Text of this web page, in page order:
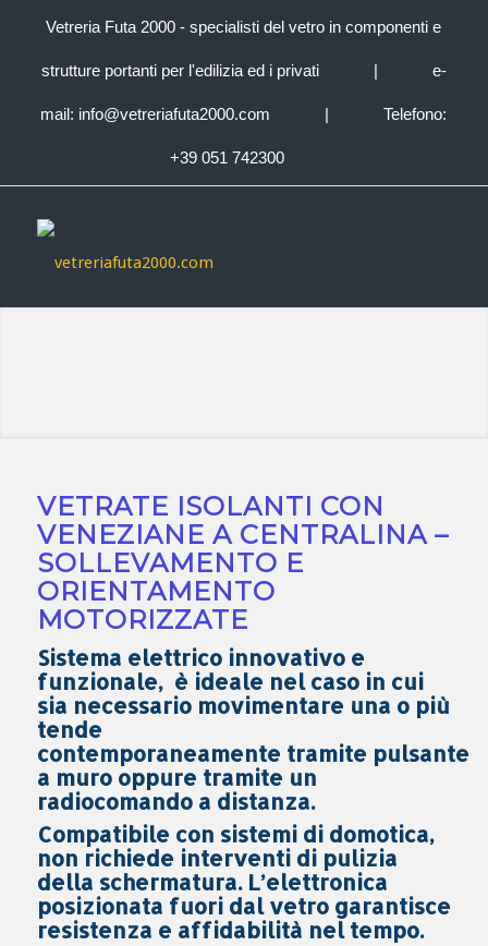
Vetreria Futa 2000 - specialisti del vetro in componenti e
strutture portanti per l'edilizia ed i privati | e-
mail: info@vetreriafuta2000.com | Telefono:
+39 051 742300
VETRATE ISOLANTI CON
VENEZIANE A CENTRALINA –
SOLLEVAMENTO E
ORIENTAMENTO
MOTORIZZATE
Sistema elettrico innovativo e
funzionale,è ideale nel caso in cui
sia necessario movimentare una o più
tende
contemporaneamente tramite pulsante
a murooppure tramite un
radiocomando a distanza.
Compatibile con sistemi di domotica,
non richiede interventi di pulizia
della schermatura. L’elettronica
posizionata fuori dal vetro garantisce
resistenza e affidabilità nel tempo.